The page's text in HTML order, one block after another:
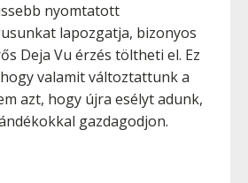
nyomtatott
lapozgatja, bizonyos
Deja Vu érzés töltheti el. Ez
valamit változtattunk a
azt, hogy újra esélyt adunk,
gazdagodjon.